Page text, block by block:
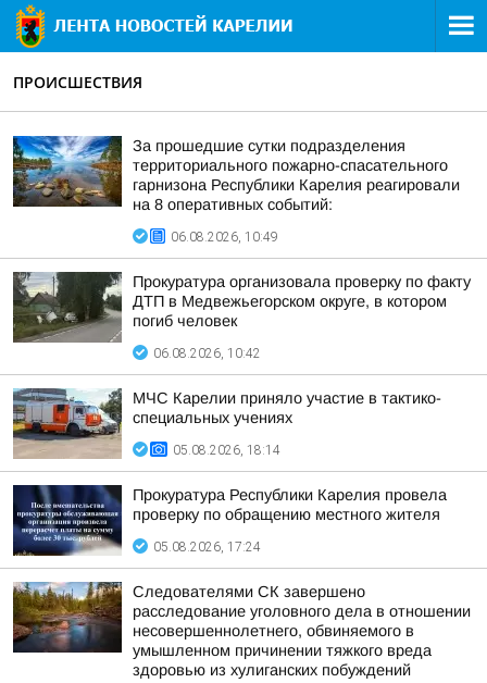
ПРОИСШЕСТВИЯ
За прошедшие сутки подразделения
территориального пожарно-спасательного
гарнизона Республики Карелия реагировали
на 8 оперативных событий:
06.08.2026, 10:49
Прокуратура организовала проверку по факту
ДТП в Медвежьегорском округе, в котором
погиб человек
06.08.2026, 10:42
МЧС Карелии приняло участие в тактико-
специальных учениях
05.08.2026, 18:14
Прокуратура Республики Карелия провела
проверку по обращению местного жителя
05.08.2026, 17:24
Следователями СК завершено
расследование уголовного дела в отношении
несовершеннолетнего, обвиняемого в
умышленном причинении тяжкого вреда
здоровью из хулиганских побуждений